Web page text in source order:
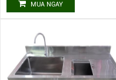
MUA NGAY